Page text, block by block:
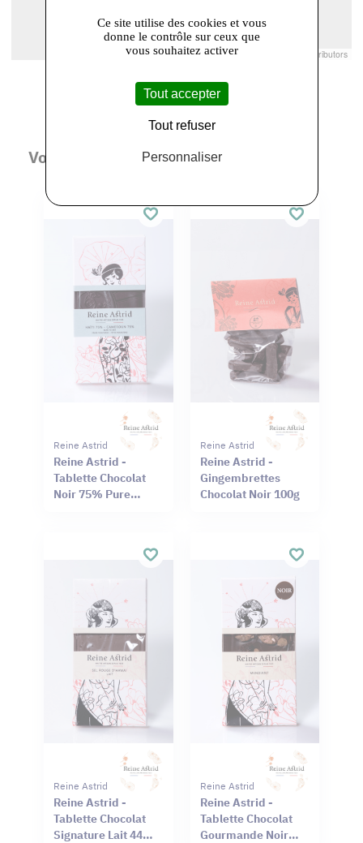
© Openstreetmap France | © contributors
Vous aimerez aussi
Reine Astrid
Reine Astrid -
Tablette Chocolat
Noir 75% Pure
Reine Astrid
Reine Astrid -
Gingembrettes
Chocolat Noir 100g
Reine Astrid
Reine Astrid -
Tablette Chocolat
Signature Lait 44%
Reine Astrid
Reine Astrid -
Tablette Chocolat
Gourmande Noir
Ce site utilise des cookies et vous
donne le contrôle sur ceux que
vous souhaitez activer
Tout accepter
Tout refuser
Personnaliser